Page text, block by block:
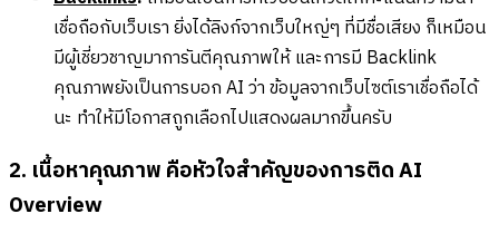
เชื่อถือกับเว็บเรา ยิ่งได้ลิงก์จากเว็บใหญ่ๆ ที่มีชื่อเสียง ก็เหมือน
มีผู้เชี่ยวชาญมาการันตีคุณภาพให้ และการมี Backlink
คุณภาพยังเป็นการบอก AI ว่า ข้อมูลจากเว็บไซต์เราเชื่อถือได้
นะ ทำให้มีโอกาสถูกเลือกไปแสดงผลมากขึ้นครับ
2. เนื้อหาคุณภาพ คือหัวใจสำคัญของการติด AI
Overview